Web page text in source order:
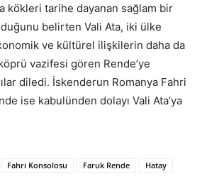
kökleri tarihe dayanan sağlam bir
belirten Vali Ata, iki ülke
ve kültürel ilişkilerin daha da
vazifesi gören Rende’ye
diledi. İskenderun Romanya Fahri
ise kabulünden dolayı Vali Ata’ya
Fahri Konsolosu Faruk Rende
Hatay